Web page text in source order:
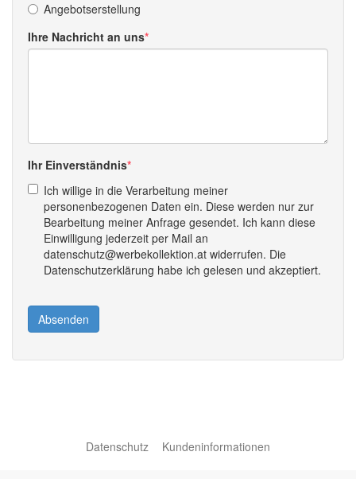
Angebotserstellung
Ihre Nachricht an uns
Ihr Einverständnis
Ich willige in die Verarbeitung meiner
personenbezogenen Daten ein. Diese werden nur zur
Bearbeitung meiner Anfrage gesendet. Ich kann diese
Einwilligung jederzeit per Mail an
datenschutz@werbekollektion.at widerrufen. Die
Datenschutzerklärung habe ich gelesen und akzeptiert.
Absenden
Datenschutz Kundeninformationen